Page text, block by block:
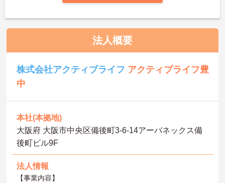
法人概要
株式会社アクティブライフ アクティブライフ豊
中
本社(本拠地)
大阪府 大阪市中央区備後町3-6-14アーバネックス備
後町ビル9F
法人情報
【事業内容】